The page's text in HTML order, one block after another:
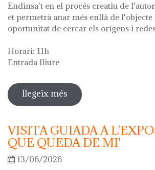
Endinsa't en el procés creatiu de
et permetrà anar més enllà de
oportunitat de cercar els orígens i
Horari: 11h
Entrada lliure
llegeix més sobre visita guiada a
a la font'
VISITA GUIADA A
QUE QUEDA DE MI'
13/06/2026